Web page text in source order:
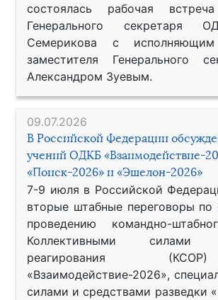
состоялась рабочая
Генерального секретаря
Семерикова с исполняющим
заместителя Генерального
Александром Зуевым.
09.07.2026
В Российской Федерации
учений ОДКБ «Взаимодействие-
«Поиск-2026» и «Эшелон-2026»
7-9 июля в Российской
вторые штабные переговоры по
проведению командно-
Коллективными силами
реагирования
«Взаимодействие-2026»,
силами и средствами разведки